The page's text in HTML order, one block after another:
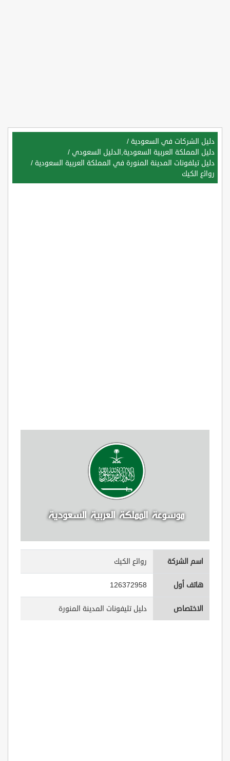
دليل الشركات في السعودية /
دليل المملكة العربية السعودية,الدليل السعودي /
دليل تيلفونات المدينة المنورة في المملكة العربية السعودية /
روائع الكيك
اسم الشركة روائع الكيك
هاتف أول 126372958
الاختصاص دليل تليفونات المدينة المنورة